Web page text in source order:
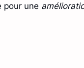
pour une